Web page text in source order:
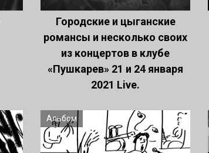
Городские и цыганские
романсы и несколько своих
из концертов в клубе
«Пушкарев» 21 и 24 января
2021 Live.
Альбом